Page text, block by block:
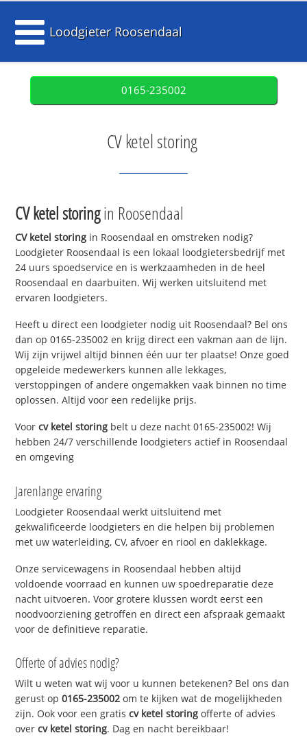
Loodgieter Roosendaal
0165-235002
CV ketel storing
CV ketel storingin Roosendaal
CV ketel storing in Roosendaal en omstreken nodig?
Loodgieter Roosendaal is een lokaal loodgietersbedrijf met
24 uurs spoedservice en is werkzaamheden in de heel
Roosendaal en daarbuiten. Wij werken uitsluitend met
ervaren loodgieters.
Heeft u direct een loodgieter nodig uit Roosendaal? Bel ons
dan op 0165-235002 en krijg direct een vakman aan de lijn.
Wij zijn vrijwel altijd binnen één uur ter plaatse! Onze goed
opgeleide medewerkers kunnen alle lekkages,
verstoppingen of andere ongemakken vaak binnen no time
oplossen. Altijd voor een redelijke prijs.
Voorcv ketel storing belt u deze nacht 0165-235002! Wij
hebben 24/7 verschillende loodgieters actief in Roosendaal
en omgeving
Jarenlange ervaring
Loodgieter Roosendaal werkt uitsluitend met
gekwalificeerde loodgieters en die helpen bij problemen
met uw waterleiding, CV, afvoer en riool en daklekkage.
Onze servicewagens in Roosendaal hebben altijd
voldoende voorraad en kunnen uw spoedreparatie deze
nacht uitvoeren. Voor grotere klussen wordt eerst een
noodvoorziening getroffen en direct een afspraak gemaakt
voor de definitieve reparatie.
Offerte of advies nodig?
Wilt u weten wat wij voor u kunnen betekenen? Bel ons dan
gerust op0165-235002 om te kijken wat de mogelijkheden
zijn. Ook voor een gratiscv ketel storing offerte of advies
overcv ketel storing. Dag en nacht bereikbaar!